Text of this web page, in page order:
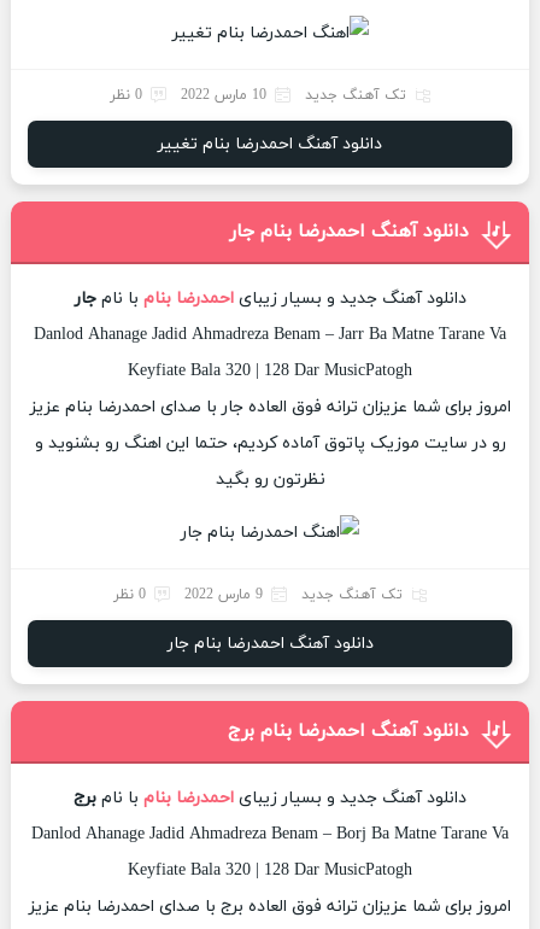
تک آهنگ جدید 10 مارس 2022 0 نظر
دانلود آهنگ احمدرضا بنام تغییر
دانلود آهنگ احمدرضا بنام جار
دانلود آهنگ جدید و بسیار زیبایاحمدرضا بنام با نامجار
Danlod Ahanage Jadid Ahmadreza Benam – Jarr Ba Matne Tarane Va
Keyfiate Bala 320 | 128 Dar MusicPatogh
امروز برای شما عزیزان ترانه فوق العاده جار با صدای احمدرضا بنام عزیز
رو در سایت موزیک پاتوق آماده کردیم، حتما این اهنگ رو بشنوید و
نظرتون رو بگید
تک آهنگ جدید 9 مارس 2022 0 نظر
دانلود آهنگ احمدرضا بنام جار
دانلود آهنگ احمدرضا بنام برج
دانلود آهنگ جدید و بسیار زیبای احمدرضا بنام با نام برج
Danlod Ahanage Jadid Ahmadreza Benam – Borj Ba Matne Tarane Va
Keyfiate Bala 320 | 128 Dar MusicPatogh
امروز برای شما عزیزان ترانه فوق العاده برج با صدای احمدرضا بنام عزیز